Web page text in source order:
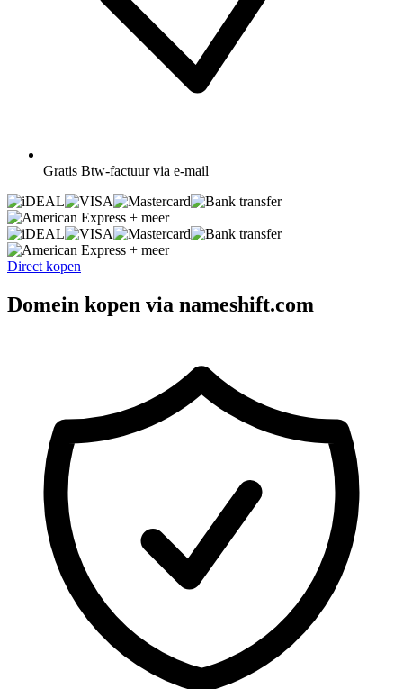
Gratis Btw-factuur via e-mail
+ meer
+ meer
Direct kopen
Domein kopen via nameshift.com